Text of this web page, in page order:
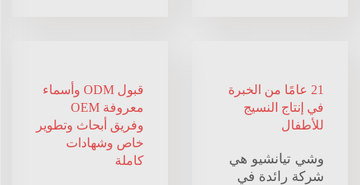
21 عامًا من الخبرة
في إنتاج النسيج
للأطفال
وشي تيانشيو هي
شركة رائدة في
قبول ODM وأسماء
معروفة OEM
وفريق أبحاث وتطوير
خاص وشهادات
كاملة